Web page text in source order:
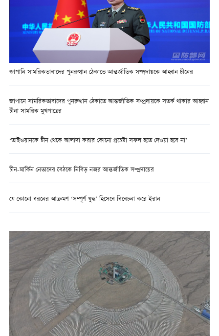
জাপানি সামরিকতাবাদের পুনরুত্থান ঠেকাতে আন্তর্জাতিক সম্প্রদায়কে আহ্বান চীনের
জাপানে সামরিকতাবাদের পুনরুত্থান ঠেকাতে আন্তর্জাতিক সম্প্রদায়কে সতর্ক থাকার আহ্বান
চীনা সামরিক মুখপাত্রের
‘তাইওয়ানকে চীন থেকে আলাদা করার কোনো প্রচেষ্টা সফল হতে দেওয়া হবে না’
চীন-মার্কিন নেতাদের বৈঠকে নিবিড় নজর আন্তর্জাতিক সম্প্রদায়ের
যে কোনো ধরনের আক্রমণ ‘সম্পূর্ণ যুদ্ধ’ হিসেবে বিবেচনা করে ইরান